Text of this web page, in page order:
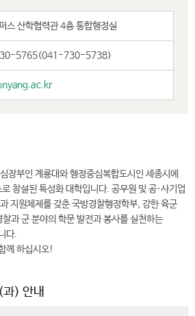
스 산학협력관 4층 통합행정실
5765(041-730-5738)
장부인 계룡대와 행정중심복합도시인 세종시에
창설된 특성화 대학입니다. 공무원 및 공·사기업
지원체제를 갖춘 국방경찰행정학부, 강한 육군
과 군 분야의 학문 발전과 봉사를 실천하는
다.
께 하십시오!
) 안내